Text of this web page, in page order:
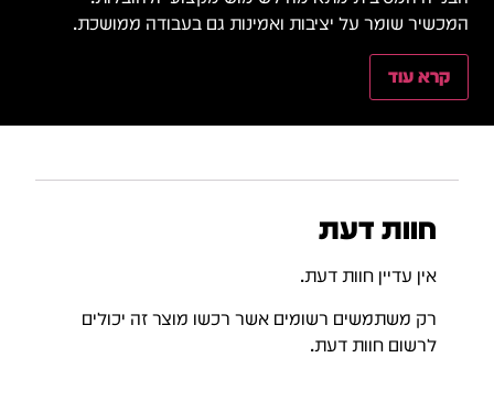
המכשיר שומר על יציבות ואמינות גם בעבודה ממושכת.
קרא עוד
חוות דעת
אין עדיין חוות דעת.
רק משתמשים רשומים אשר רכשו מוצר זה יכולים
לרשום חוות דעת.